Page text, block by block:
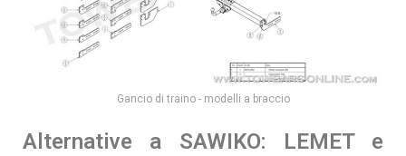
Gancio di traino - modelli a braccio
Alternative a SAWIKO: LEMET e